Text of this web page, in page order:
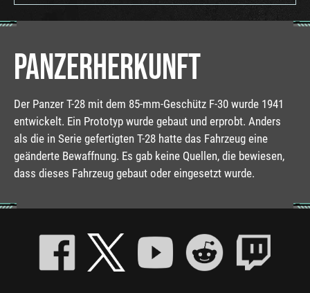
PANZERHERKUNFT
Der Panzer T-28 mit dem 85-mm-Geschütz F-30 wurde 1941
entwickelt. Ein Prototyp wurde gebaut und erprobt. Anders
als die in Serie gefertigten T-28 hatte das Fahrzeug eine
geänderte Bewaffnung. Es gab keine Quellen, die bewiesen,
dass dieses Fahrzeug gebaut oder eingesetzt wurde.